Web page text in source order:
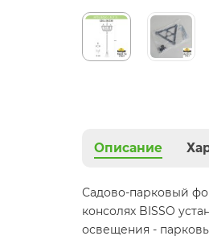
Описание
Садово-парковый
консолях BISSO
освещения -